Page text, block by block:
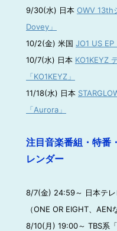
9/30(水) 日本 OWV 13th
Dovey」
10/2(金) 米国 JO1 US EP
10/7(水) 日本 KO1KEYZ
「KO1KEYZ」
11/18(水) 日本
「Aurora」
注目音楽番組・特番
レンダー
8/7(金) 24:59～ 日本テレ
（ONE OR EIGHT、AEN
8/10(月) 19:00～ TBS系